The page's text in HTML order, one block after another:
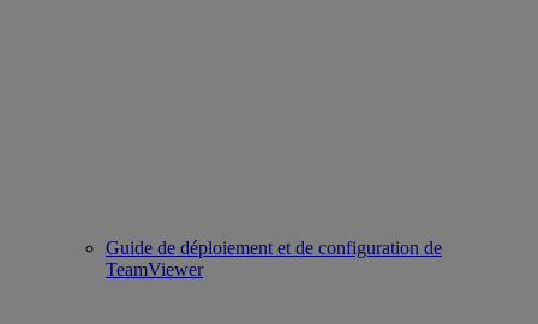
Guide de déploiement et de configuration de
TeamViewer